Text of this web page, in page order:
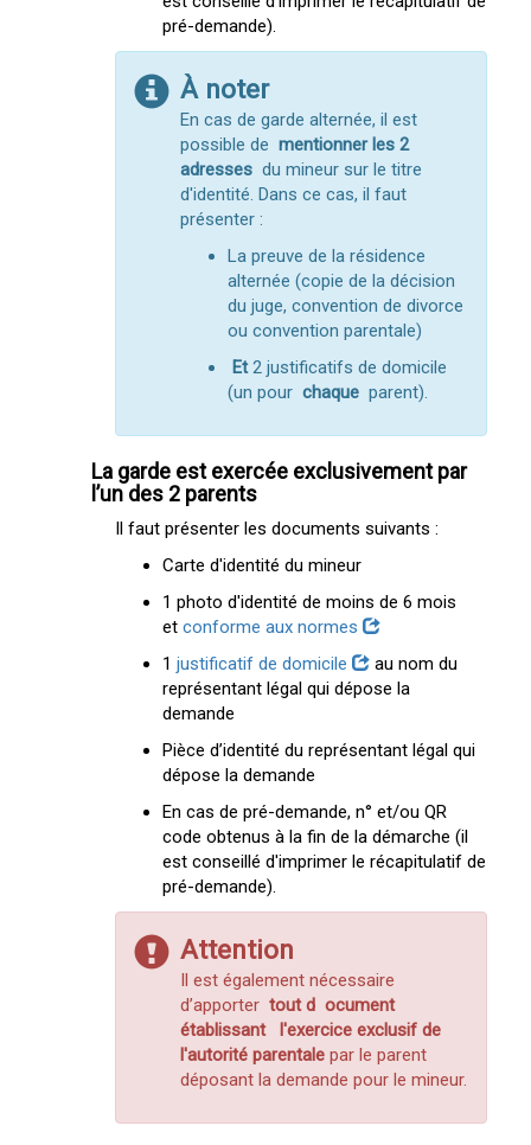
pré-demande).
À noter
En cas de garde alternée, il est
possible dementionner les 2
adresses du mineur sur le titre
d'identité. Dans ce cas, il faut
présenter :
La preuve de la résidence
alternée (copie de la décision
du juge, convention de divorce
ou convention parentale)
Et2 justificatifs de domicile
(un pourchaque parent).
La garde est exercée exclusivement par
l’un des 2 parents
Il faut présenter les documents suivants :
Carte d'identité du mineur
1 photo d'identité de moins de 6 mois
etconforme aux normes
1justificatif de domicile
au nom du
représentant légal qui dépose la
demande
Pièce d’identité du représentant légal qui
dépose la demande
En cas de pré-demande, n° et/ou QR
code obtenus à la fin de la démarche (il
est conseillé d'imprimer le récapitulatif de
pré-demande).
Attention
Il est également nécessaire
d’apportertout d ocument
établissant
l'exercice exclusif de
l'autorité parentale par le parent
déposant la demande pour le mineur.